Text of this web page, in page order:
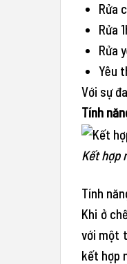
Rửa
Rửa
Rửa
Yêu
Với sự
Tính
Kết hợp
Tính
Khi ở
với một
kết hợp